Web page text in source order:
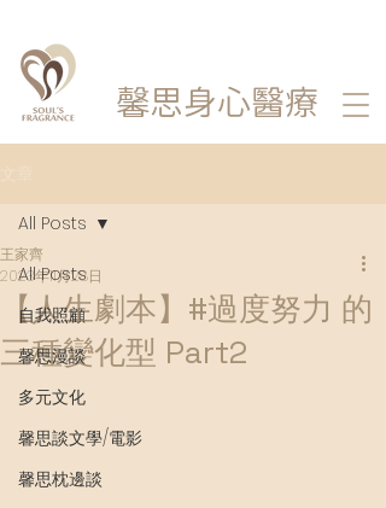
馨思身心醫療
All Posts
自我照顧
馨思漫談
多元文化
馨思談文學/電影
馨思枕邊談
All Posts
【人生劇本】#過度努力 的
三種變化型 Part2
王家齊
2023年11月28日